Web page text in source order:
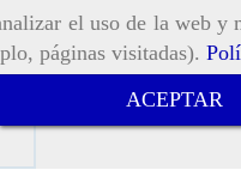
el uso de la web y
páginas visitadas).
ACEPTAR